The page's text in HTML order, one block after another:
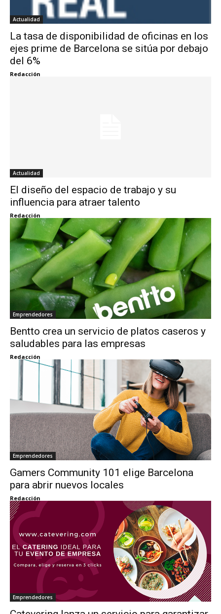
Actualidad
La tasa de disponibilidad de oficinas en los
ejes prime de Barcelona se sitúa por debajo
del 6%
Redacción
Actualidad
El diseño del espacio de trabajo y su
influencia para atraer talento
Redacción
Emprendedores
Bentto crea un servicio de platos caseros y
saludables para las empresas
Redacción
Emprendedores
Gamers Community 101 elige Barcelona
para abrir nuevos locales
Redacción
Emprendedores